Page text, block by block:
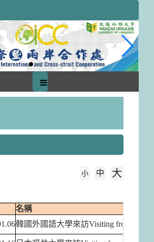
小 中 大
名稱
韓國外國語大學來訪Visiting from